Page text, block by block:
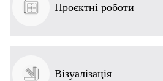
Проєктні роботи
Візуалізація